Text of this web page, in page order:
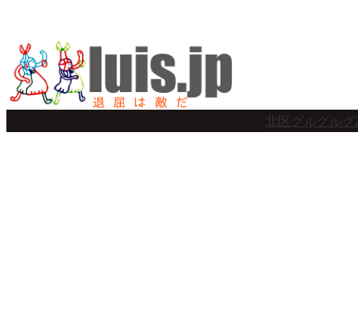
容
を
ス
北区グルグルグ